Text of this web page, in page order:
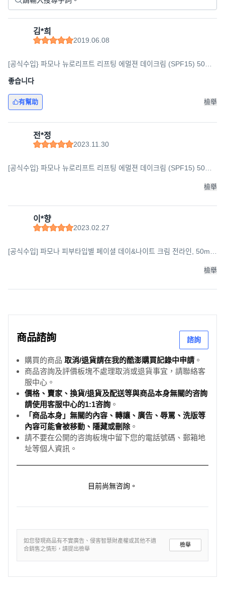
김*희
2019.06.08
[공식수입} 파모나 뉴로리프트 리프팅 에멀젼 데이크림 (SPF15) 50ml,
좋습니다
有幫助 檢舉
전*정
2023.11.30
[공식수입} 파모나 뉴로리프트 리프팅 에멀젼 데이크림 (SPF15) 50ml,
檢舉
이*향
2023.02.27
[공식수입] 파모나 피부타입별 페이셜 데이&나이트 크림 전라인, 50ml,
檢舉
商品諮詢 諮詢
購買的商品 取消/退貨請在我的酷澎購買記錄中申請 。
商品咨詢及評價板塊不處理取消或退貨事宜，請聯絡客
服中心。
價格、賣家、換貨/退貨及配送等與商品本身無關的咨詢
請使用客服中心的1:1咨詢 。
「商品本身」無關的內容、轉讓、廣告、辱罵、洗版等
內容可能會被移動、隱藏或刪除。
請不要在公開的咨詢板塊中留下您的電話號碼、郵箱地
址等個人資訊。
目前尚無咨詢。
如您發現商品有不實廣告、侵害智慧財產權或其他不適
合銷售之情形，請提出檢舉
檢舉